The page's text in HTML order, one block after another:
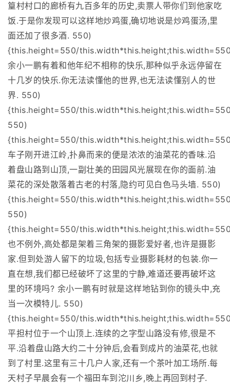
篁村村口的廊桥有九百多年的历史,卖票人带你们到他家吃
饭.于是你发现可以这样地炒鸡蛋,确切地说是炒鸡蛋汤,里
面还加了很多酒. 550)
{this.height=550/
余小一鹏有着和他年纪不相称的快乐,那种似乎永远停留在
十几岁的快乐.你无法读懂他的世界,也无法读懂别人的世
界. 550)
{this.height=550/
550)
{this.height=550/
车子刚开进江岭,扑鼻而来的便是浓浓的油菜花的香味.沿
着盘山路到山顶,一副壮美的田园风光展现在你的面前.油
菜花的深处散落着古老的村落,隐约可见白色马头墙. 550)
{this.height=550/
550)
{this.height=550/
也不例外,高处都是架着三角架的摄影爱好者,也许是摄影
家.但到处游人留下的垃圾,包括专业摄影耗材的包装.你一
直在想,我们都已经破坏了这里的宁静,难道还要再破坏这
里的环境吗? 余小一鹏有时就是这样地钻到你的镜头中,充
当一次模特儿. 550)
{this.height=550/
平担村位于一个山顶上.连续的之字型山路没有修,很是不
平.沿着盘山路大约二十分钟后,会看到成片的油菜花,也就
到了村里.这里有三十几户人家,还有一个茶叶加工场所.每
天村子早晨会有一个福田车到沱川乡,晚上再回到村子.